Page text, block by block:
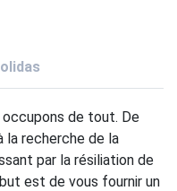
occupons de tout. De
la recherche de la
par la résiliation de
est de vous fournir un